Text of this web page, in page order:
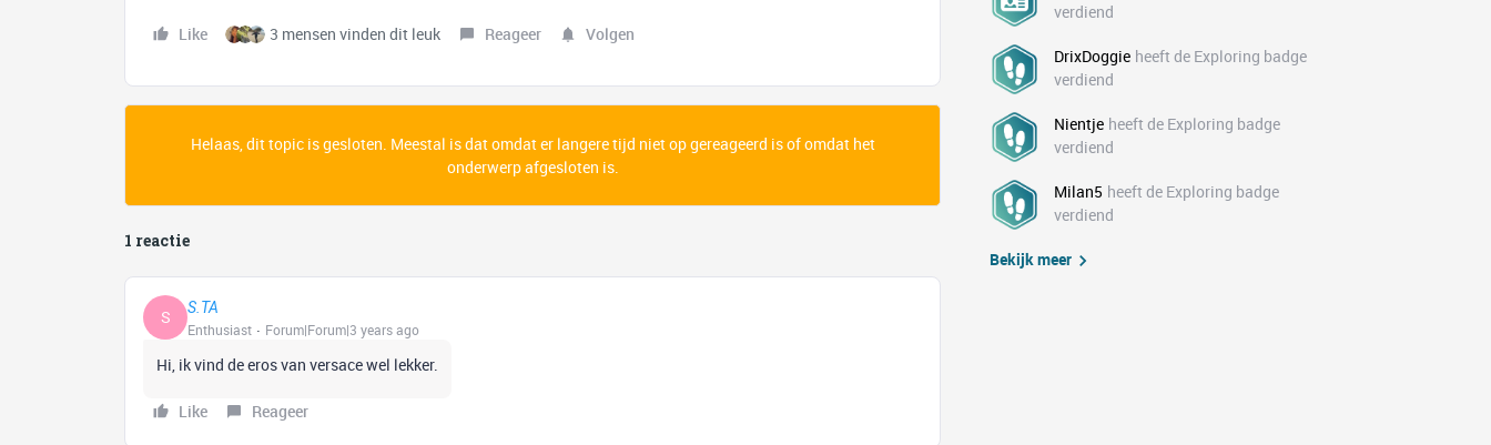
Like 3 mensen vinden dit leuk Reageer Volgen
Helaas, dit topic is gesloten. Meestal is dat omdat er langere tijd niet op gereageerd is of omdat het
onderwerp afgesloten is.
1 reactie
S
S.TA
Enthusiast
Forum|Forum|3 years ago
Hi, ik vind de eros van versace wel lekker.
Like Reageer
verdiend
DrixDoggie heeft de Exploring badge
verdiend
Nientje heeft de Exploring badge
verdiend
Milan5 heeft de Exploring badge
verdiend
Bekijk meer